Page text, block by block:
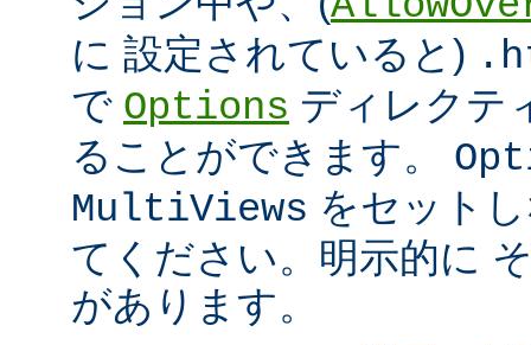
に 設定されていると)
で Options ディレクテ
ることができます。
MultiViews をセット
てください。明示的に
があります。